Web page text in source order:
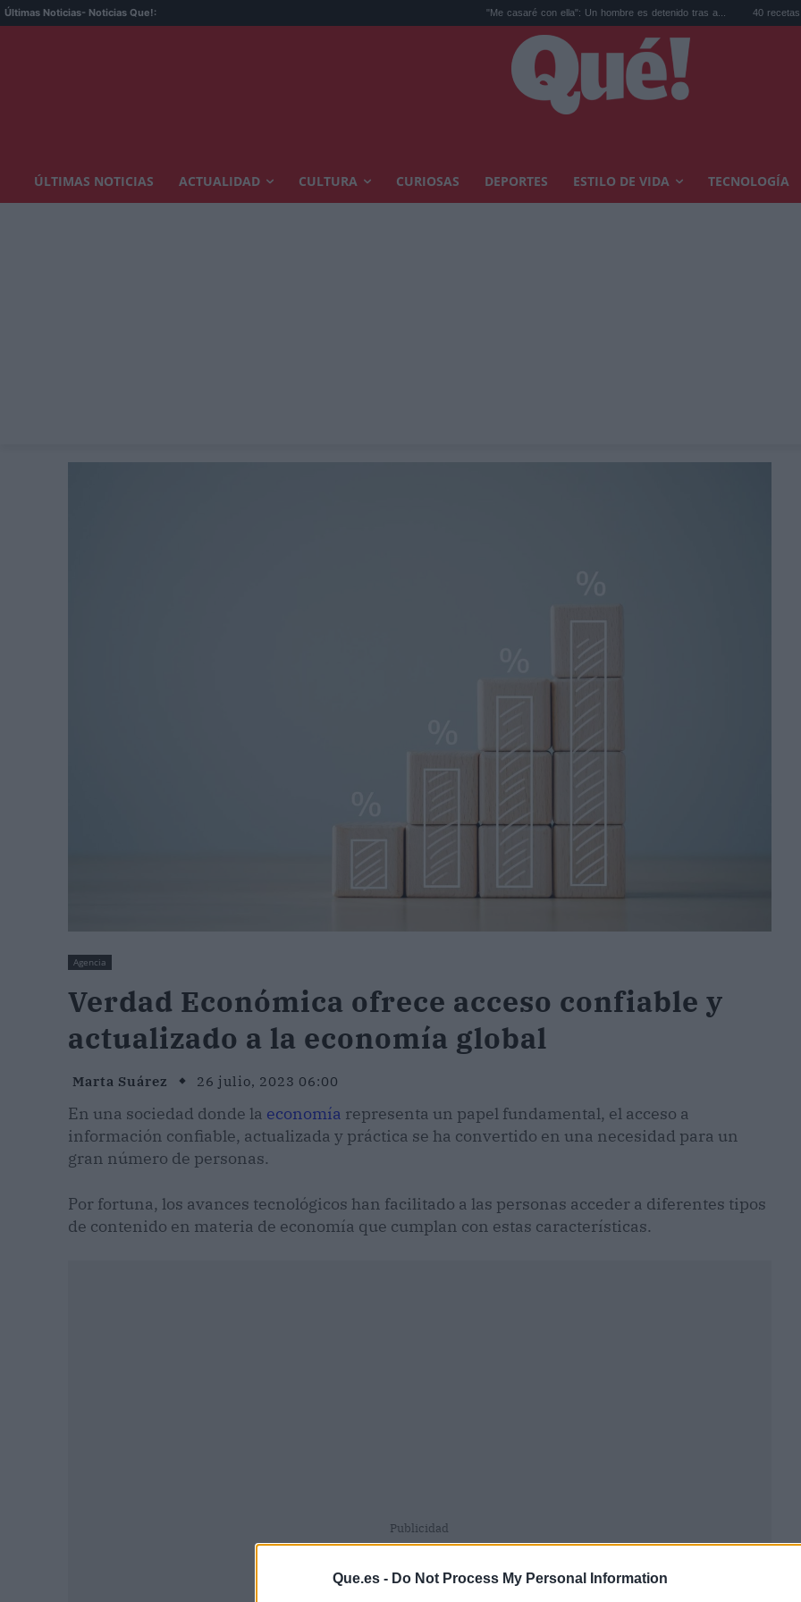
Que.es - Do Not Process My Personal Information
Últimas Noticias- Noticias Que!: "Me casaré con ella": Un hombre es detenido tras a... 40 recetas de verano
ÚLTIMAS NOTICIAS ACTUALIDAD CULTURA CURIOSAS DEPORTES ESTILO DE VIDA TECNOLOGÍA
Agencia
Verdad Económica ofrece acceso confiable y
actualizado a la economía global
Marta Suárez 26 julio, 2023 06:00
En una sociedad donde la economía representa un papel fundamental, el acceso a
información confiable, actualizada y práctica se ha convertido en una necesidad para un
gran número de personas.
Por fortuna, los avances tecnológicos han facilitado a las personas acceder a diferentes tipos
de contenido en materia de economía que cumplan con estas características.
Publicidad